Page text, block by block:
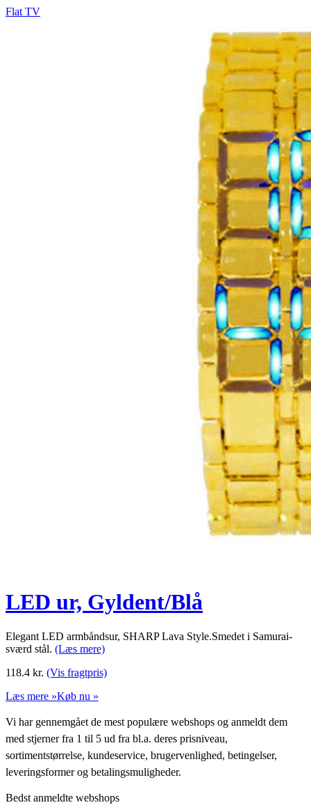
Flat TV
LED ur, Gyldent/Blå
Elegant LED armbåndsur, SHARP Lava Style.Smedet i Samurai-
sværd stål. (Læs mere)
118.4 kr. (Vis fragtpris)
Læs mere »Køb nu »
Vi har gennemgået de mest populære webshops og anmeldt dem
med stjerner fra 1 til 5 ud fra bl.a. deres prisniveau,
sortimentstørrelse, kundeservice, brugervenlighed, betingelser,
leveringsformer og betalingsmuligheder.
Bedst anmeldte webshops